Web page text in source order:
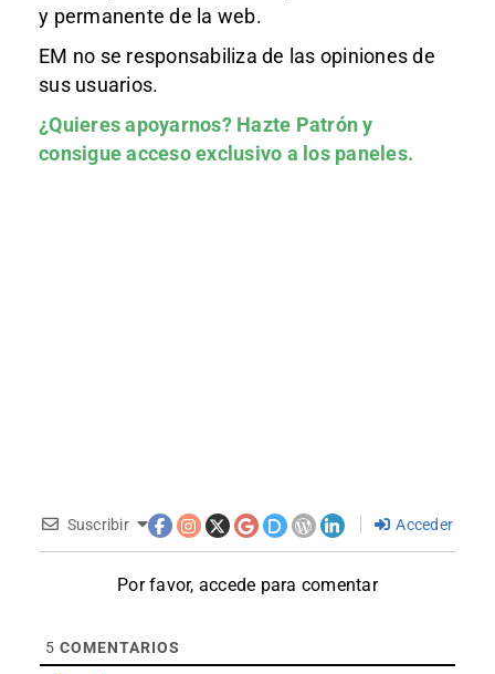
y permanente de la web.
EM no se responsabiliza de las opiniones de
sus usuarios.
¿Quieres apoyarnos? Hazte Patróny
consigue acceso exclusivo a los paneles.
Suscribir Acceder
Por favor, accede para comentar
5 COMENTARIOS